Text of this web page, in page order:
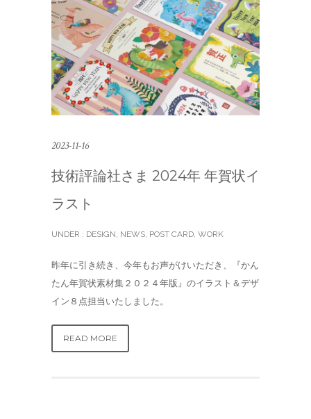
2023-11-16
技術評論社さま 2024年 年賀状イ
ラスト
UNDER : DESIGN, NEWS, POST CARD, WORK
昨年に引き続き、今年もお声がけいただき、『かん
たん年賀状素材集２０２４年版』のイラスト＆デザ
イン８点担当いたしました。
READ MORE